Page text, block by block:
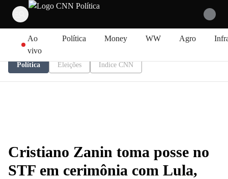
Ao
vivo
Política Money WW Agro
Política Eleições Índice CNN
Cristiano Zanin toma posse no
STF em cerimônia com Lula,